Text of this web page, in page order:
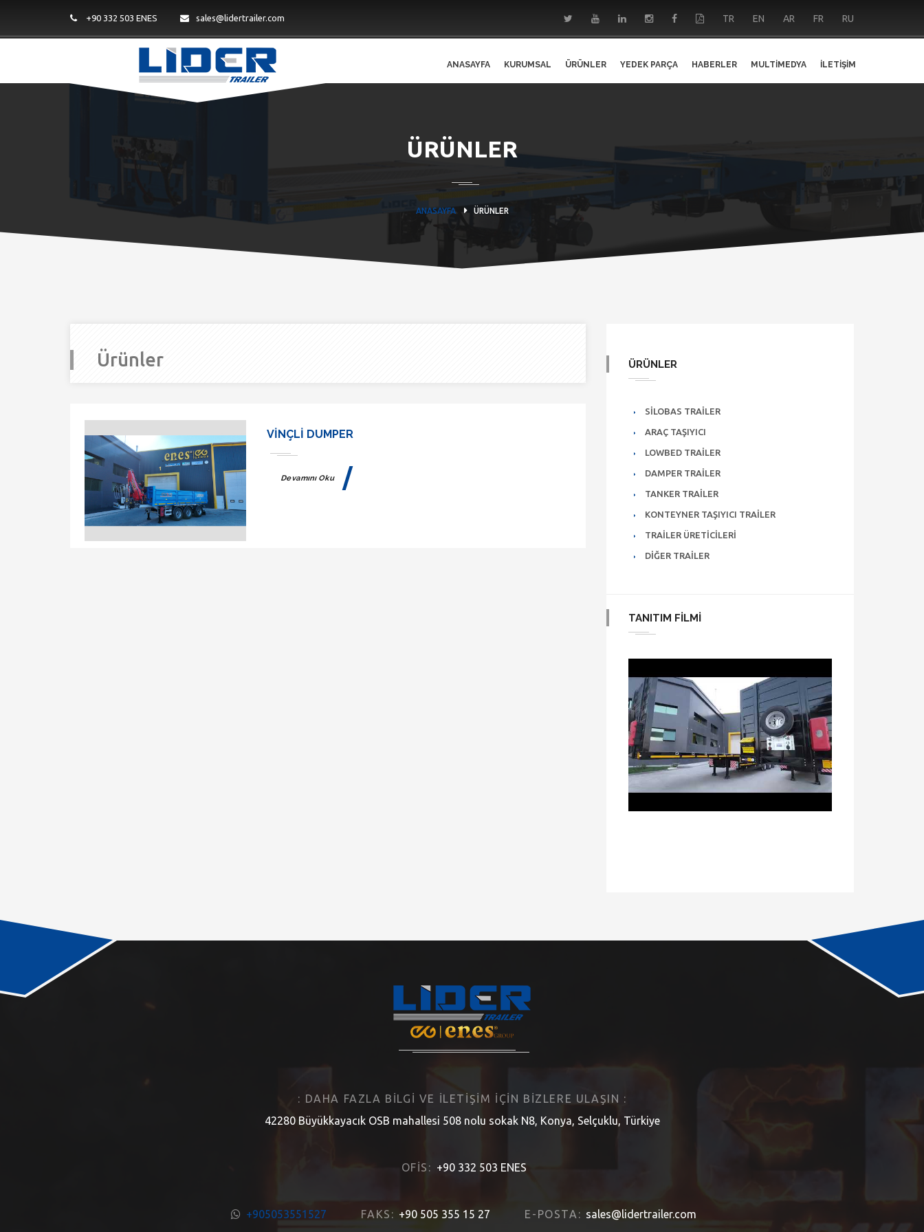
+90 332 503 ENES sales@lidertrailer.com TR EN AR FR RU
ANASAYFA KURUMSAL ÜRÜNLER YEDEK PARÇA HABERLER MULTIMEDYA İLETIŞIM
ÜRÜNLER
ANASAYFA ÜRÜNLER
Ürünler
VINÇLI DUMPER
Devamını Oku
ÜRÜNLER
SILOBAS TRAILER
ARAÇ TAŞIYICI
LOWBED TRAILER
DAMPER TRAILER
TANKER TRAILER
KONTEYNER TAŞIYICI TRAILER
TRAILER ÜRETICILERI
DIĞER TRAILER
TANITIM FILMI
: DAHA FAZLA BILGI VE ILETIŞIM IÇIN BIZLERE ULAŞIN :
42280 Büyükkayacık OSB mahallesi 508 nolu sokak N8, Konya, Selçuklu, Türkiye
OFIS: +90 332 503 ENES
+905053551527 FAKS: +90 505 355 15 27 E-POSTA: sales@lidertrailer.com